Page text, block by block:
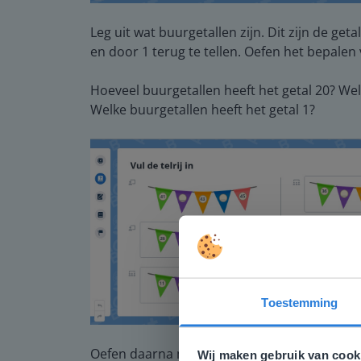
Toestemming
Wij maken gebruik van
Leg uit wat buurgetallen zijn. Dit zijn de
en door 1 terug te tellen. Oefen het
Hoeveel buurgetallen heeft het getal 20?
Welke buurgetallen heeft het getal 1?
Oefen daarna met het invullen van de telrij
Deze
Gezien